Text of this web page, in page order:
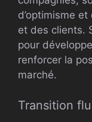
d’optimisme
et des clients.
pour
renforcer la
marché.
Transition